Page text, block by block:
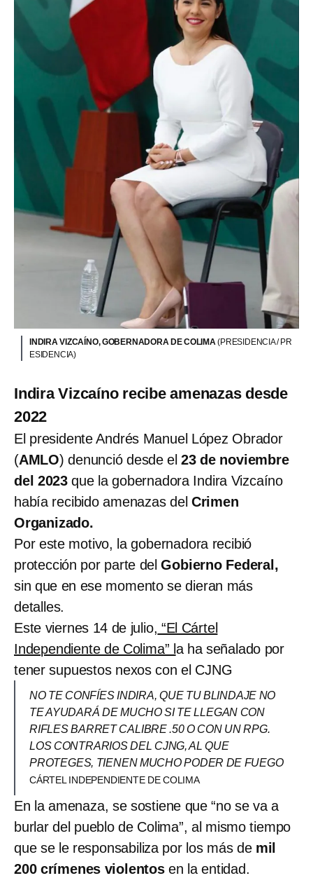
INDIRA VIZCAÍNO, GOBERNADORA DE COLIMA(PRESIDENCIA / PR
ESIDENCIA)
Indira Vizcaíno recibe amenazas desde
2022
El presidente Andrés Manuel López Obrador
(AMLO) denunció desde el23 de noviembre
del 2023que la gobernadora Indira Vizcaíno
había recibido amenazas del Crimen
Organizado.
Por este motivo, la gobernadora recibió
protección por parte delGobierno Federal,
sin que en ese momento se dieran más
detalles.
Este viernes 14 de julio, “El Cártel
Independiente de Colima” l a ha señalado por
tener supuestos nexos con el CJNG
NO TE CONFÍES INDIRA, QUE TU BLINDAJE NO
TE AYUDARÁ DE MUCHO SI TE LLEGAN CON
RIFLES BARRET CALIBRE .50 O CON UN RPG.
LOS CONTRARIOS DEL CJNG, AL QUE
PROTEGES, TIENEN MUCHO PODER DE FUEGO
CÁRTEL INDEPENDIENTE DE COLIMA
En la amenaza, se sostiene que “no se va a
burlar del pueblo de Colima”, al mismo tiempo
que se le responsabiliza por los más de mil
200 crímenes violentosen la entidad.